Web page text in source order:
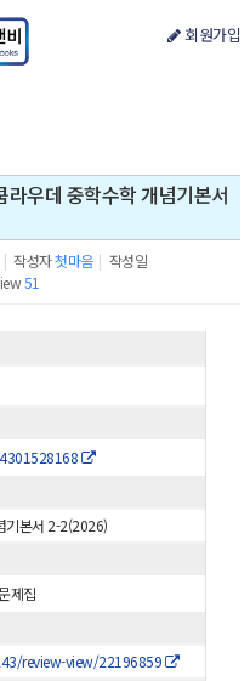
회원가입
우데 중학수학 개념기본서
| 작성자첫마음 | 작성일
51
기본서 2-2(2026)
제집
review-view/22196859